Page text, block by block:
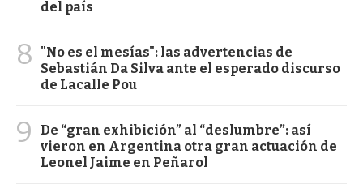
del país
8
"No es el mesías": las advertencias de
Sebastián Da Silva ante el esperado discurso
de Lacalle Pou
9
De “gran exhibición” al “deslumbre”: así
vieron en Argentina otra gran actuación de
Leonel Jaime en Peñarol